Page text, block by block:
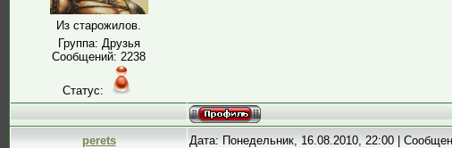
Из старожилов.
Группа: Друзья
Сообщений: 2238
Статус:
perets Дата: Понедельник, 16.08.2010, 22:00 |